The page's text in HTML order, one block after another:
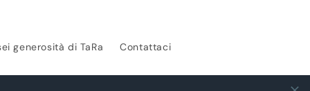
generosità di TaRa Contattaci